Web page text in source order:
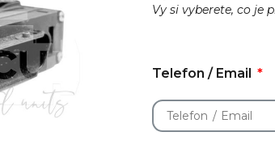
Vy si vyberete, co je
Telefon / Email